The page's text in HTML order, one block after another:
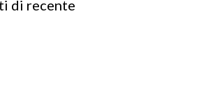
di recente